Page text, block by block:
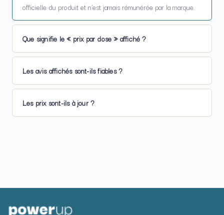
officielle du produit et n’est jamais rémunérée par la marque.
Que signifie le « prix par dose » affiché ?
Les avis affichés sont-ils fiables ?
Les prix sont-ils à jour ?